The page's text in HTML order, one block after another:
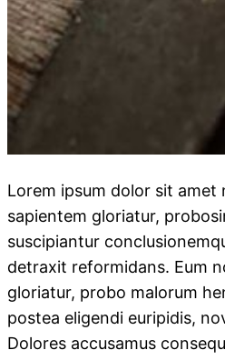
Lorem ipsum dolor sit amet
sapientem gloriatur,
suscipiantur
detraxit reformidans. Eum
gloriatur, probo malorum
postea eligendi euripidis,
Dolores accusamus